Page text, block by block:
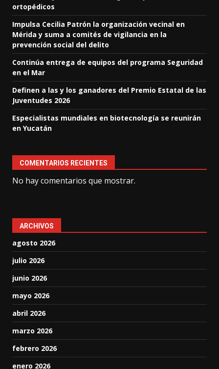
ortopédicos
Impulsa Cecilia Patrón la organización vecinal en
Mérida y suma a comités de vigilancia en la
prevención social del delito
Continúa entrega de equipos del programa Seguridad
en el Mar
Definen a las y los ganadores del Premio Estatal de las
Juventudes 2026
Especialistas mundiales en biotecnología se reunirán
en Yucatán
COMENTARIOS RECIENTES
No hay comentarios que mostrar.
ARCHIVOS
agosto 2026
julio 2026
junio 2026
mayo 2026
abril 2026
marzo 2026
febrero 2026
enero 2026